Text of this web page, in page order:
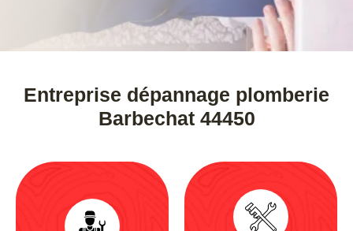
Entreprise dépannage plomberie
Barbechat 44450